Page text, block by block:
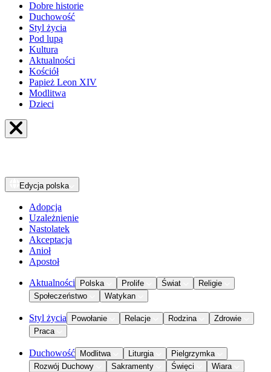
Dobre historie
Duchowość
Styl życia
Pod lupą
Kultura
Aktualności
Kościół
Papież Leon XIV
Modlitwa
Dzieci
Edycja polska
Adopcja
Uzależnienie
Nastolatek
Akceptacja
Anioł
Apostoł
Aktualności Polska Prolife Świat
Religie
Społeczeństwo
Watykan
Styl życia Powołanie Relacje Rodzina
Zdrowie
Praca
Duchowość Modlitwa Liturgia
Pielgrzymka
Rozwój Duchowy
Sakramenty Święci Wiara